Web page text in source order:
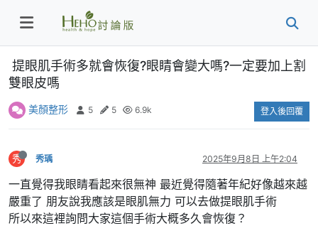
提眼肌手術多就會恢復?眼睛會變大嗎?一定要加上割
雙眼皮嗎
美顏整形 5 5 6.9k 登入後回覆
秀 秀瑀 2025年9月8日 上午2:04
一直覺得我眼睛看起來很無神 最近覺得隨著年紀好像越來越
嚴重了 朋友說我應該是眼肌無力 可以去做提眼肌手術
所以來這裡詢問大家這個手術大概多久會恢復？